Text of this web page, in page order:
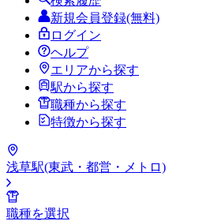
新規会員登録(無料)
ログイン
ヘルプ
エリアから探す
駅から探す
職種から探す
特徴から探す
浅草駅(東武・都営・メトロ)
職種を選択